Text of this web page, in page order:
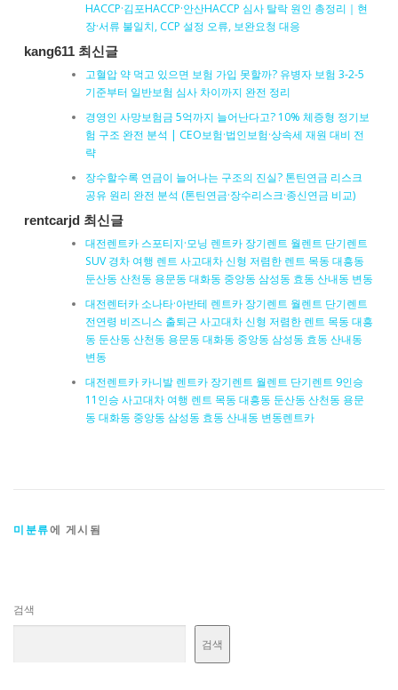
HACCP·김포HACCP·안산HACCP 심사 탈락 원인 총정리｜현
장·서류 불일치, CCP 설정 오류, 보완요청 대응
kang611 최신글
고혈압 약 먹고 있으면 보험 가입 못할까? 유병자 보험 3-2-5
기준부터 일반보험 심사 차이까지 완전 정리
경영인 사망보험금 5억까지 늘어난다고? 10% 체증형 정기보
험 구조 완전 분석 | CEO보험·법인보험·상속세 재원 대비 전
략
장수할수록 연금이 늘어나는 구조의 진실? 톤틴연금 리스크
공유 원리 완전 분석 (톤틴연금·장수리스크·종신연금 비교)
rentcarjd 최신글
대전렌트카 스포티지·모닝 렌트카 장기렌트 월렌트 단기렌트
SUV 경차 여행 렌트 사고대차 신형 저렴한 렌트 목동 대흥동
둔산동 산천동 용문동 대화동 중앙동 삼성동 효동 산내동 변동
대전렌터카 소나타·아반테 렌트카 장기렌트 월렌트 단기렌트
전연령 비즈니스 출퇴근 사고대차 신형 저렴한 렌트 목동 대흥
동 둔산동 산천동 용문동 대화동 중앙동 삼성동 효동 산내동
변동
대전렌트카 카니발 렌트카 장기렌트 월렌트 단기렌트 9인승
11인승 사고대차 여행 렌트 목동 대흥동 둔산동 산천동 용문
동 대화동 중앙동 삼성동 효동 산내동 변동렌트카
미분류에 게시됨
검색
검색